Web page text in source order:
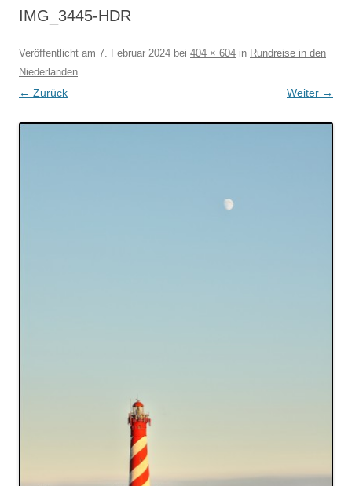
IMG_3445-HDR
Veröffentlicht am 7. Februar 2024 bei 404 × 604 in Rundreise in den
Niederlanden.
← Zurück Weiter →